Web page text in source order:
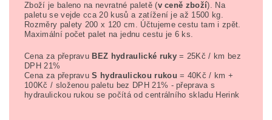
Zboží je baleno na nevratné paletě (v ceně zboží). Na
paletu se vejde cca 20 kusů a zatížení je až 1500 kg.
Rozměry palety 200 x 120 cm. Účtujeme cestu tam i zpět.
Maximální počet palet na jednu cestu je 6 ks.
Cena za přepravu BEZ hydraulické ruky= 25Kč / km bez
DPH 21%
Cena za přepravuS hydraulickou rukou = 40Kč / km +
100Kč / složenou paletu bez DPH 21% - přeprava s
hydraulickou rukou se počítá od centrálního skladu Herink